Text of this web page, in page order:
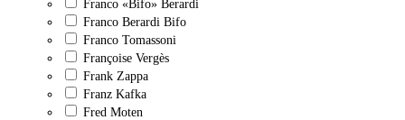
Franco «Bifo» Berardi
Franco Berardi Bifo
Franco Tomassoni
Françoise Vergès
Frank Zappa
Franz Kafka
Fred Moten